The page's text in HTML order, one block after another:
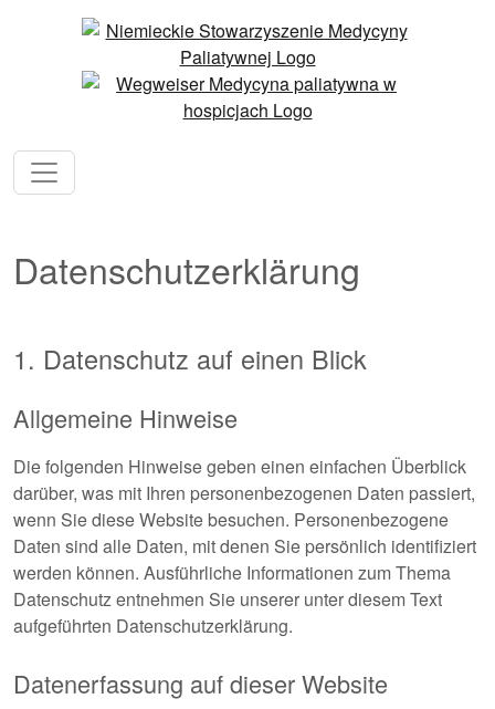
Datenschutzerklärung
1. Datenschutz auf einen Blick
Allgemeine Hinweise
Die folgenden Hinweise geben einen einfachen Überblick
darüber, was mit Ihren personenbezogenen Daten passiert,
wenn Sie diese Website besuchen. Personenbezogene
Daten sind alle Daten, mit denen Sie persönlich identifiziert
werden können. Ausführliche Informationen zum Thema
Datenschutz entnehmen Sie unserer unter diesem Text
aufgeführten Datenschutzerklärung.
Datenerfassung auf dieser Website